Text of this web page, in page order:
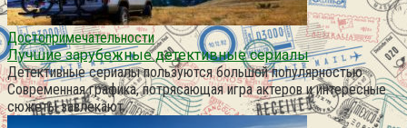
Достопримечательности
Лучшие зарубежные детективные сериалы
Детективные сериалы пользуются большой популярностью.
Современная графика, потрясающая игра актеров и интересные
сюжеты завлекают